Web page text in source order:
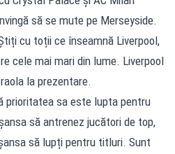
să se mute pe Merseyside.
cu toții ce înseamnă Liverpool,
cele mai mari din lume. Liverpool
la prezentare.
prioritatea sa este lupta pentru
să antrenez jucători de top,
să lupți pentru titluri. Sunt